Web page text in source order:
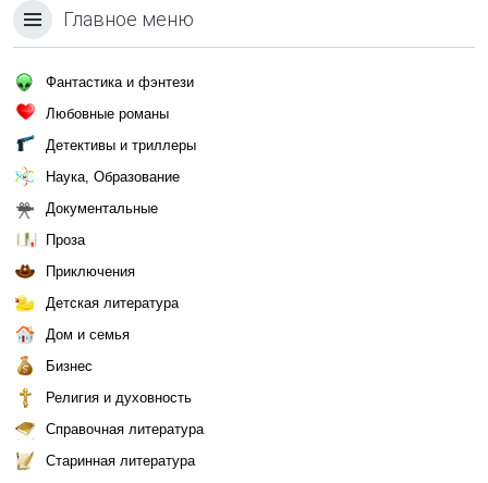
Главное меню
Фантастика и фэнтези
Любовные романы
Детективы и триллеры
Наука, Образование
Документальные
Проза
Приключения
Детская литература
Дом и семья
Бизнес
Религия и духовность
Справочная литература
Старинная литература